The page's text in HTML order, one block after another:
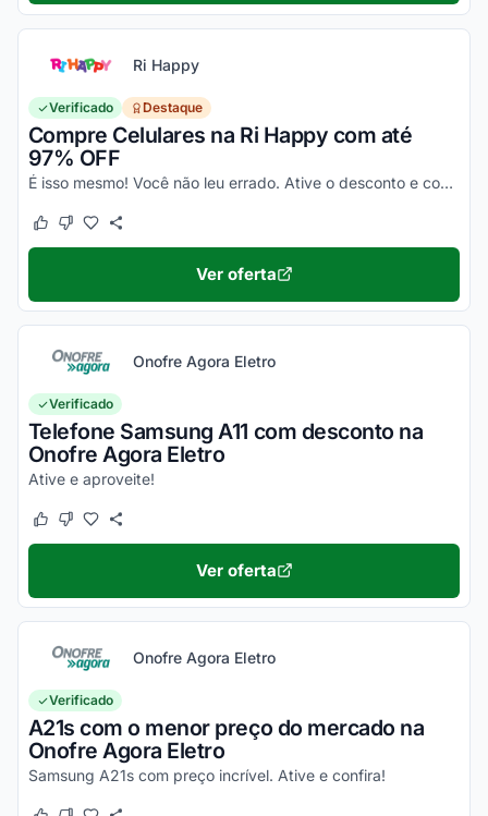
Ri Happy
Verificado Destaque
Compre Celulares na Ri Happy com até
97% OFF
É isso mesmo! Você não leu errado. Ative o desconto e confira essa novidade!
Este cupom funcionou
Este cupom não funcionou
Ver oferta
Onofre Agora Eletro
Verificado
Telefone Samsung A11 com desconto na
Onofre Agora Eletro
Ative e aproveite!
Este cupom funcionou
Este cupom não funcionou
Ver oferta
Onofre Agora Eletro
Verificado
A21s com o menor preço do mercado na
Onofre Agora Eletro
Samsung A21s com preço incrível. Ative e confira!